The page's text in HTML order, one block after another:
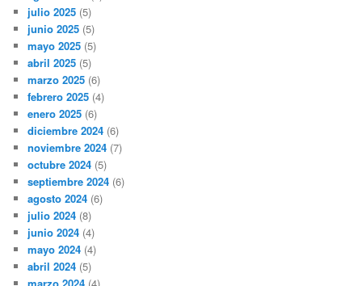
julio 2025 (5)
junio 2025 (5)
mayo 2025 (5)
abril 2025 (5)
marzo 2025 (6)
febrero 2025 (4)
enero 2025 (6)
diciembre 2024 (6)
noviembre 2024 (7)
octubre 2024 (5)
septiembre 2024 (6)
agosto 2024 (6)
julio 2024 (8)
junio 2024 (4)
mayo 2024 (4)
abril 2024 (5)